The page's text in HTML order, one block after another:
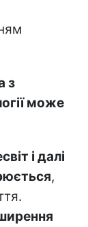
з
може
і далі
,